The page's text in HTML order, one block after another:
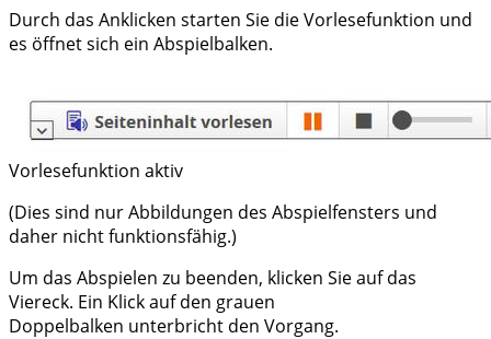
Durch das Anklicken starten Sie die Vorlesefunktion und
es öffnet sich ein Abspielbalken.
Vorlesefunktion aktiv
(Dies sind nur Abbildungen des Abspielfensters und
daher nicht funktionsfähig.)
Um das Abspielen zu beenden, klicken Sie auf das
Viereck. Ein Klick auf den grauen
Doppelbalken unterbricht den Vorgang.